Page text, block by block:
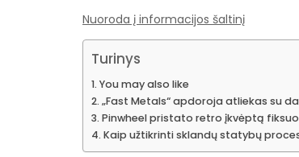
Nuoroda į informacijos šaltinį
Turinys
You may also like
„Fast Metals“ apdoroja atliekas su
Pinwheel pristato retro įkvėptą
Kaip užtikrinti sklandų statybų